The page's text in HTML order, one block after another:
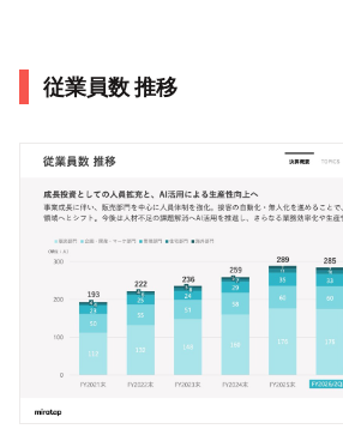
従業員数 推移